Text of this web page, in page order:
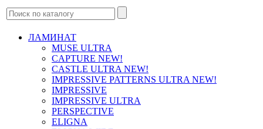
ЛАМИНАТ
MUSE ULTRA
CAPTURE NEW!
CASTLE ULTRA NEW!
IMPRESSIVE PATTERNS ULTRA NEW!
IMPRESSIVE
IMPRESSIVE ULTRA
PERSPECTIVE
ELIGNA